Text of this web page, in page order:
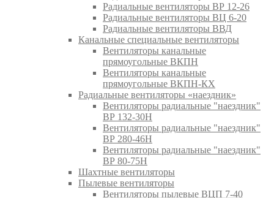
Радиальные вентиляторы ВР 12-26
Радиальные вентиляторы ВЦ 6-20
Радиальные вентиляторы ВВД
Канальные специальные вентиляторы
Вентиляторы канальные
прямоугольные ВКПН
Вентиляторы канальные
прямоугольные ВКПН-КХ
Радиальные вентиляторы «наездник»
Вентиляторы радиальные "наездник"
ВР 132-30Н
Вентиляторы радиальные "наездник"
ВР 280-46Н
Вентиляторы радиальные "наездник"
ВР 80-75Н
Шахтные вентиляторы
Пылевые вентиляторы
Вентиляторы пылевые ВЦП 7-40